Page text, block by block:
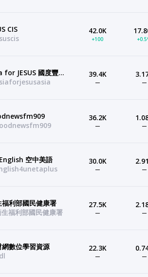
CIS
42.0K
+100
Asia for JESUS 國度豐收協會
39.4K
— —
36.2K
— —
空中美語
30.0K
— —
福利部國民健康署
生福利部國民健康署
27.5K
— —
網數位學習資源
22.3K
— —